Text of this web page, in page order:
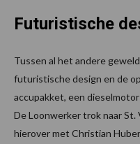
Futuristische
Tussen al het andere
futuristische design en de
accupakket, een
De Loonwerker trok naar
hierover met Christian